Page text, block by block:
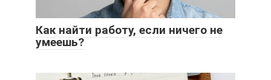
Как найти работу, если ничего не
умеешь?